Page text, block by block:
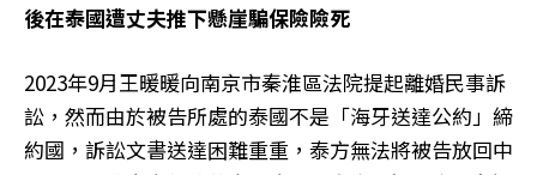
後在泰國遭丈夫推下懸崖騙保險險死
2023年9月王暖暖向南京市秦淮區法院提起離婚民事訴
訟，然而由於被告所處的泰國不是「海牙送達公約」締
約國，訴訟文書送達困難重重，泰方無法將被告放回中